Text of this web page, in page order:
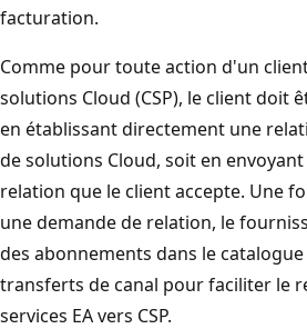
facturation.
Comme pour toute action d'un
solutions Cloud (CSP), le client doit
en établissant directement une
de solutions Cloud, soit en
relation que le client accepte. Une
une demande de relation, le
des abonnements dans le
transferts de canal pour faciliter le
services EA vers CSP.